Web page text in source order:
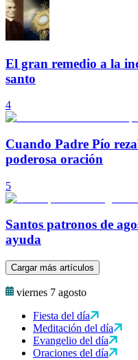
El gran remedio a la
santo
4
Cuando Padre Pío
poderosa oración
5
Santos patronos de
ayuda
Cargar más artículos
viernes 7 agosto
Fiesta del día
Meditación del día
Evangelio del día
Oraciones del día